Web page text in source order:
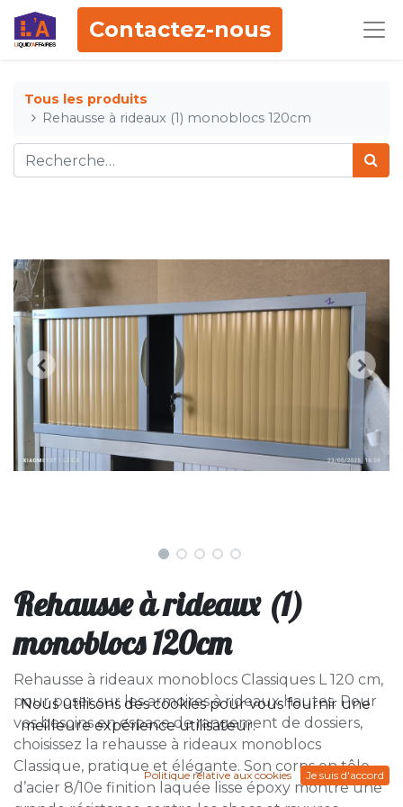
Contactez-nous
Tous les produits
Rehausse à rideaux (1) monoblocs 120cm
Rehausse à rideaux (1)
monoblocs 120cm
Rehausse à rideaux monoblocs Classiques L 120 cm,
pour poser sur les armoires à rideaux hautes. Pour
vos besoins en espace de rangement de dossiers,
choisissez la rehausse à rideaux monoblocs
Classique, pratique et élégante. Son corps en tôle
d’acier 8/10e finition laquée lisse époxy montre une
Nous utilisons des cookies pour vous fournir une
meilleure expérience utilisateur.
Politique relative aux cookies Je suis d'accord